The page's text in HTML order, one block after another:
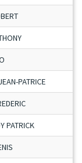
PATRICE
PATRICK